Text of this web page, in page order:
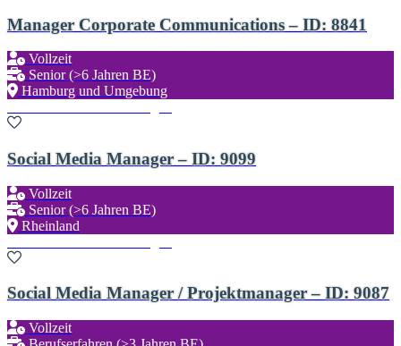
Manager Corporate Communications – ID: 8841
Vollzeit
Senior (>6 Jahren BE)
Hamburg und Umgebung
Social Media Manager – ID: 9099
Vollzeit
Senior (>6 Jahren BE)
Rheinland
Social Media Manager / Projektmanager – ID: 9087
Vollzeit